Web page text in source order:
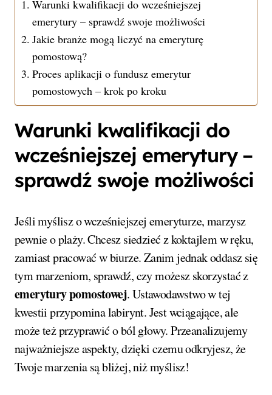
Warunki kwalifikacji do wcześniejszej
emerytury – sprawdź swoje możliwości
Jakie branże mogą liczyć na emeryturę
pomostową?
Proces aplikacji o fundusz emerytur
pomostowych – krok po kroku
Warunki kwalifikacji do
wcześniejszej emerytury –
sprawdź swoje możliwości
Jeśli myślisz o wcześniejszej emeryturze, marzysz
pewnie o plaży. Chcesz siedzieć z koktajlem w ręku,
zamiast pracować w biurze. Zanim jednak oddasz się
tym marzeniom, sprawdź, czy możesz skorzystać z
emerytury pomostowej. Ustawodawstwo w tej
kwestii przypomina labirynt. Jest wciągające, ale
może też przyprawić o ból głowy. Przeanalizujemy
najważniejsze aspekty, dzięki czemu odkryjesz, że
Twoje marzenia są bliżej, niż myślisz!